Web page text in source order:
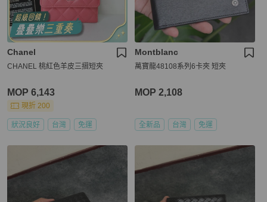
Chanel
CHANEL 桃紅色羊皮三摺短夾
MOP 6,143
現折 200
狀況良好 台灣 免運
Montblanc
萬寶龍48108系列6卡夾 短夾
MOP 2,108
全新品 台灣 免運